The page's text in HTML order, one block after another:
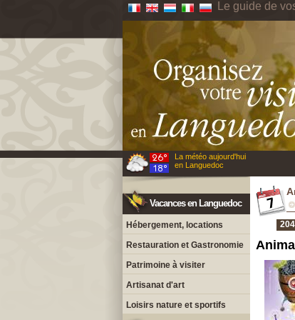
Le guide de
La météo aujourd'hui
en Languedoc
Vacances en Languedoc
Hébergement, locations
Restauration et Gastronomie
Patrimoine à visiter
Artisanat d'art
Loisirs nature et sportifs